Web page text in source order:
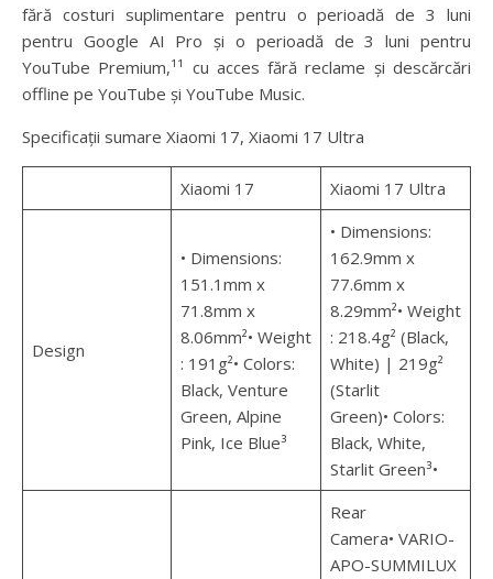
fără costuri suplimentare pentru o perioadă de 3 luni
pentru Google AI Pro și o perioadă de 3 luni pentru
YouTube Premium,¹¹ cu acces fără reclame și descărcări
offline pe YouTube și YouTube Music.
Specificații sumare Xiaomi 17, Xiaomi 17 Ultra
Xiaomi 17 Xiaomi 17 Ultra
Design
• Dimensions:
151.1mm x
71.8mm x
8.06mm²• Weight
: 191g²• Colors:
Black, Venture
Green, Alpine
Pink, Ice Blue³
• Dimensions:
162.9mm x
77.6mm x
8.29mm²• Weight
: 218.4g² (Black,
White) | 219g²
(Starlit
Green)• Colors:
Black, White,
Starlit Green³•
Rear
Camera• VARIO-
APO-SUMMILUX